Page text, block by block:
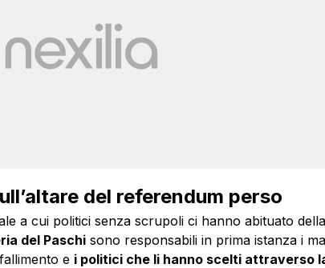
del referendum perso
a cui politici senza scrupoli ci hanno abituato della
del Paschisono responsabili in prima istanza i
e i politici che li hanno scelti attraverso